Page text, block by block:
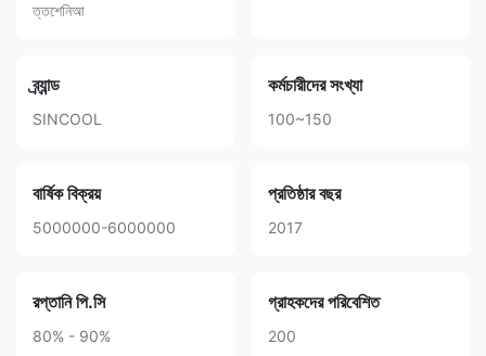
ত্তশেনিআ
ব্র্যান্ড
SINCOOL
কর্মচারীদের সংখ্যা
100~150
বার্ষিক বিক্রয়
5000000-6000000
প্রতিষ্ঠার বছর
2017
রপ্তানি পি.সি
80% - 90%
গ্রাহকদের পরিবেশিত
200